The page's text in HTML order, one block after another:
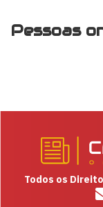
Pessoas
Todos os